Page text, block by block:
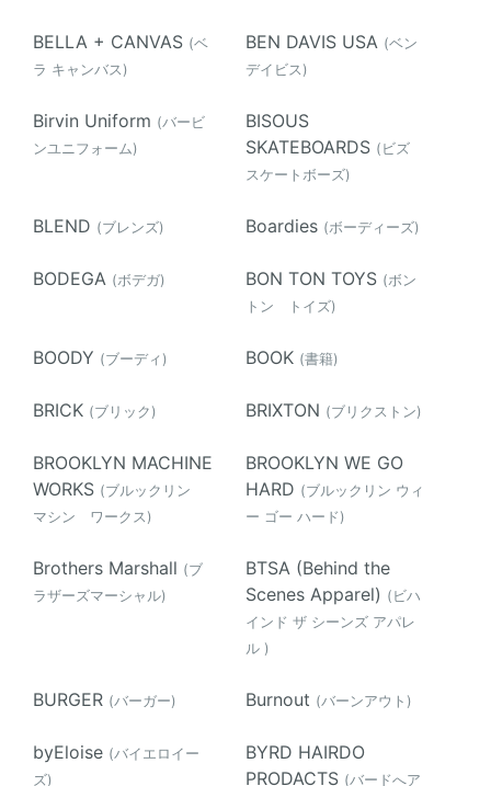
BELLA + CANVAS (ベ
ラ キャンバス)
BEN DAVIS USA (ベン
デイビス)
Birvin Uniform (バービ
ンユニフォーム)
BISOUS
SKATEBOARDS (ビズ
スケートボーズ)
BLEND (ブレンズ) Boardies (ボーディーズ)
BODEGA (ボデガ) BON TON TOYS (ボン
トン トイズ)
BOODY (ブーディ) BOOK (書籍)
BRICK (ブリック) BRIXTON (ブリクストン)
BROOKLYN MACHINE
WORKS (ブルックリン
マシン ワークス)
BROOKLYN WE GO
HARD (ブルックリン ウィ
ー ゴー ハード)
Brothers Marshall (ブ
ラザーズマーシャル)
BTSA (Behind the
Scenes Apparel) (ビハ
インド ザ シーンズ アパレ
ル )
BURGER (バーガー) Burnout (バーンアウト)
byEloise (バイエロイー
ズ)
BYRD HAIRDO
PRODACTS (バードへア